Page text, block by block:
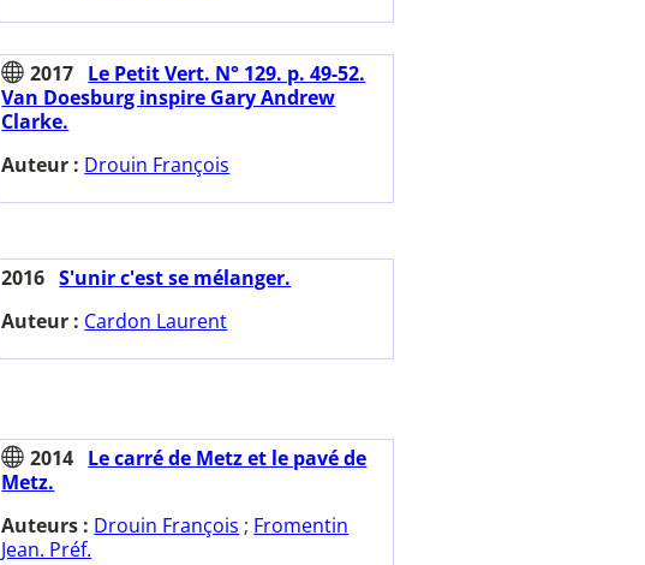
2017 Le Petit Vert. N° 129. p. 49-52.
Van Doesburg inspire Gary Andrew
Clarke.
Auteur : Drouin François
2016 S'unir c'est se mélanger.
Auteur : Cardon Laurent
2014 Le carré de Metz et le pavé de
Metz.
Auteurs : Drouin François ; Fromentin
Jean. Préf.